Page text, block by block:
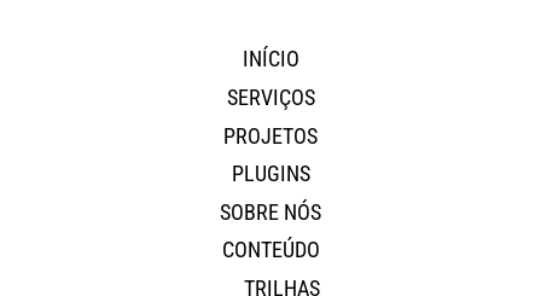
INÍCIO
SERVIÇOS
PROJETOS
PLUGINS
SOBRE NÓS
CONTEÚDO
TRILHAS